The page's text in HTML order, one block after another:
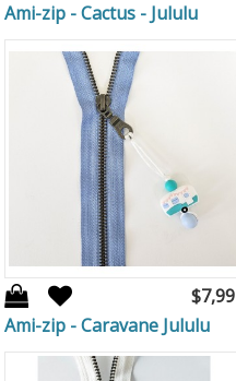
Ami-zip - Cactus - Jululu
$7,99
Ami-zip - Caravane Jululu